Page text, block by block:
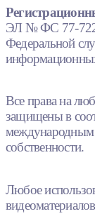
ЭЛ № ФС 77-
Федеральной
Все права на
защищены в
международным
собственности.
Любое